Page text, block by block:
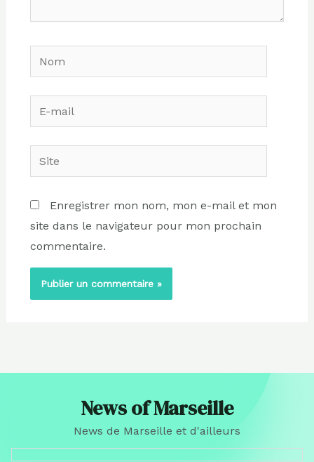
mail
Site
Enregistrer mon nom, mon e-mail et mon
site dans le navigateur pour mon prochain
commentaire.
News of Marseille
News de Marseille et d'ailleurs